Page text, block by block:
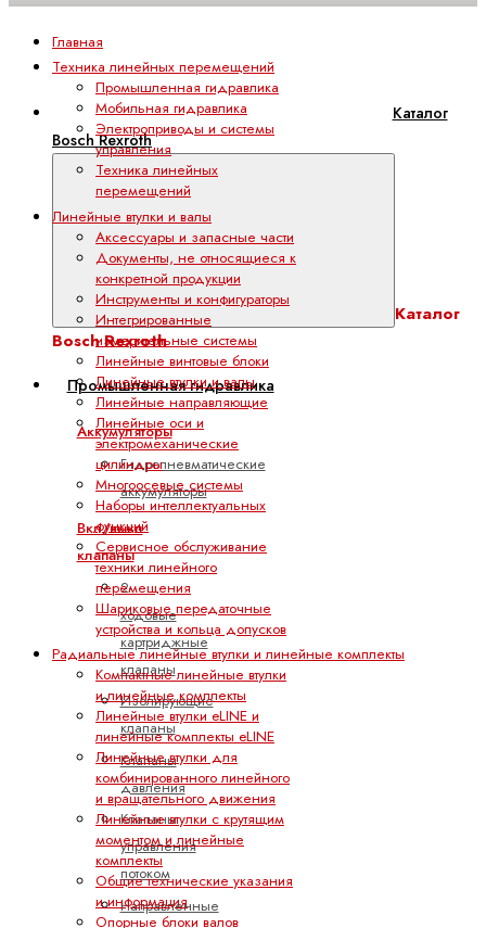
Каталог
Bosch Rexroth
Каталог
Bosch Rexroth
Промышленная гидравлика
Аккумуляторы
Гидропневматические
аккумуляторы
Вкл/выкл
клапаны
2-
ходовые
картриджные
клапаны
Изолирующие
клапаны
Клапаны
давления
Клапаны
управления
потоком
Направленные
Главная
Техника линейных перемещений
Промышленная гидравлика
Мобильная гидравлика
Электроприводы и системы
управления
Техника линейных
перемещений
Линейные втулки и валы
Аксессуары и запасные части
Документы, не относящиеся к
конкретной продукции
Инструменты и конфигураторы
Интегрированные
измерительные системы
Линейные винтовые блоки
Линейные втулки и валы
Линейные направляющие
Линейные оси и
электромеханические
цилиндры
Многоосевые системы
Наборы интеллектуальных
функций
Сервисное обслуживание
техники линейного
перемещения
Шариковые передаточные
устройства и кольца допусков
Радиальные линейные втулки и линейные комплекты
Компактные линейные втулки
и линейные комплекты
Линейные втулки eLINE и
линейные комплекты eLINE
Линейные втулки для
комбинированного линейного
и вращательного движения
Линейные втулки с крутящим
моментом и линейные
комплекты
Общие технические указания
и информация
Опорные блоки валов